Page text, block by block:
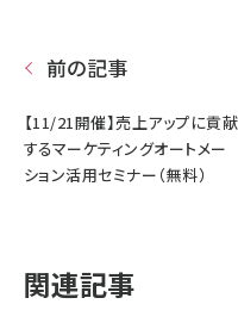
前の記事
【11/21開催】売上アップに貢献
するマーケティングオートメー
ション活用セミナー（無料）
関連記事